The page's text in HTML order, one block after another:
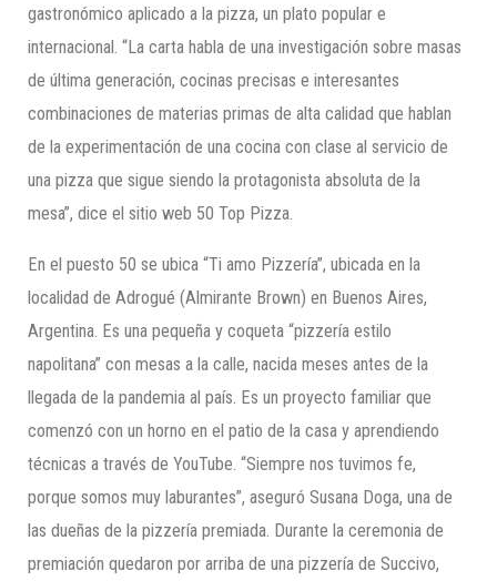
gastronómico aplicado a la pizza, un plato popular e
internacional. “La carta habla de una investigación sobre masas
de última generación, cocinas precisas e interesantes
combinaciones de materias primas de alta calidad que hablan
de la experimentación de una cocina con clase al servicio de
una pizza que sigue siendo la protagonista absoluta de la
mesa”, dice el sitio web 50 Top Pizza.
En el puesto 50 se ubica “Ti amo Pizzería”, ubicada en la
localidad de Adrogué (Almirante Brown) en Buenos Aires,
Argentina. Es una pequeña y coqueta “pizzería estilo
napolitana” con mesas a la calle, nacida meses antes de la
llegada de la pandemia al país. Es un proyecto familiar que
comenzó con un horno en el patio de la casa y aprendiendo
técnicas a través de YouTube. “Siempre nos tuvimos fe,
porque somos muy laburantes”, aseguró Susana Doga, una de
las dueñas de la pizzería premiada. Durante la ceremonia de
premiación quedaron por arriba de una pizzería de Succivo,